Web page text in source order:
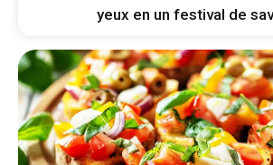
yeux en un festival de